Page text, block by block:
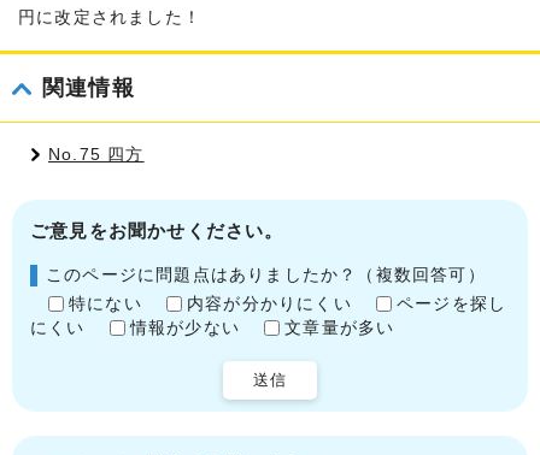
円に改定されました！
関連情報
No.75 四方
ご意見をお聞かせください。
このページに問題点はありましたか？（複数回答可）
特にない
内容が分かりにくい
ページを探し
にくい
情報が少ない 文章量が多い
送信